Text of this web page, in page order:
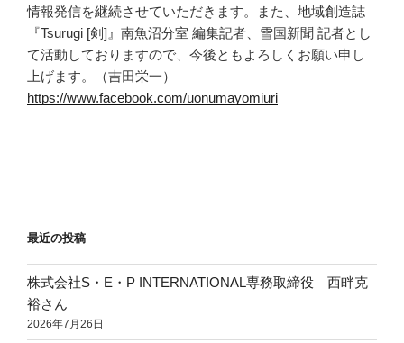
情報発信を継続させていただきます。また、地域創造誌
『Tsurugi [剣]』南魚沼分室 編集記者、雪国新聞 記者とし
て活動しておりますので、今後ともよろしくお願い申し
上げます。（吉田栄一）
https://www.facebook.com/uonumayomiuri
最近の投稿
株式会社S・E・P INTERNATIONAL専務取締役 西畔克
裕さん
2026年7月26日